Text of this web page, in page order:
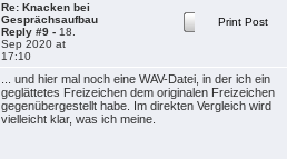
Re: Knacken bei
Gesprächsaufbau
Reply #9 - 18.
Sep 2020 at
17:10
Print Post
... und hier mal noch eine WAV-Datei, in der ich ein
geglättetes Freizeichen dem originalen Freizeichen
gegenübergestellt habe. Im direkten Vergleich wird
vielleicht klar, was ich meine.